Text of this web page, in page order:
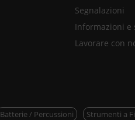
Segnalazioni
Informazioni e
Lavorare con
Batterie / Percussioni
Strumenti a